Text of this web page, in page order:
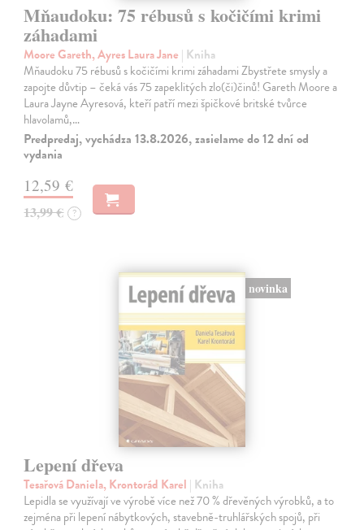
Mňaudoku: 75 rébusů s kočičími krimi
záhadami
Moore Gareth, Ayres Laura Jane | Kniha
Mňaudoku 75 rébusů s kočičími krimi záhadami Zbystřete smysly a
zapojte důvtip – čeká vás 75 zapeklitých zlo(či)činů! Gareth Moore a
Laura Jayne Ayresová, kteří patří mezi špičkové britské tvůrce
hlavolamů,…
Predpredaj, vychádza 13.8.2026, zasielame do 12 dní od
vydania
12,59 €
13,99 € ?
novinka
Lepení dřeva
Tesařová Daniela, Krontorád Karel | Kniha
Lepidla se využívají ve výrobě více než 70 % dřevěných výrobků, a to
zejména při lepení nábytkových, stavebně-truhlářských spojů, při